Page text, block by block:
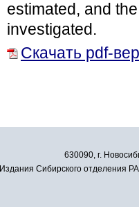
estimated, and
investigated.
Скачать pdf-
630090, г.
Издания Сибирского отделения